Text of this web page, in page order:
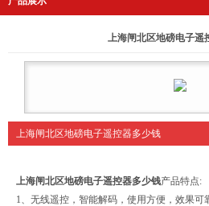
上海闸北区地磅电子遥
上海闸北区地磅电子遥控器多少钱
上海闸北区地磅电子遥控器多少钱产品特点:
1、无线遥控，智能解码，使用方便，效果可